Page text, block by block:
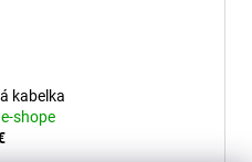
kabelka
shope